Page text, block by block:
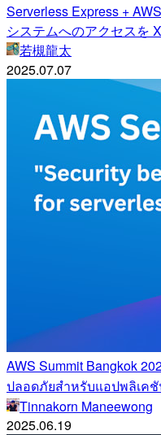
Serverless Express +
システムへのアクセスを
若槻龍太
2025.07.07
AWS Summit Bangkok
ปลอดภัยสำหรับแอปพลิเคชั
Tinnakorn Maneewong
2025.06.19